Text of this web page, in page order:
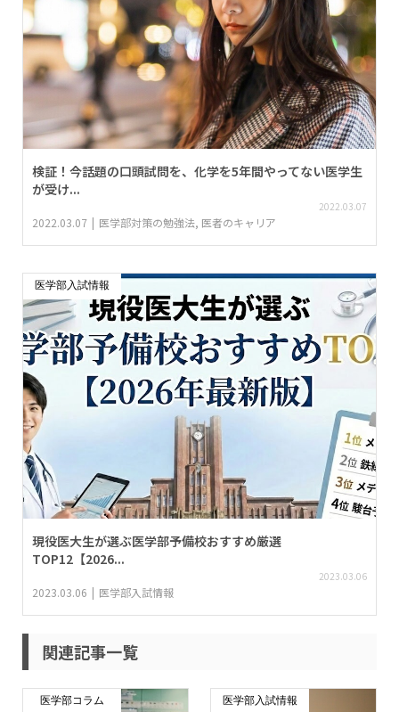
検証！今話題の口頭試問を、化学を5年間やってない医学生
が受け...
2022.03.07
2022.03.07 医学部対策の勉強法, 医者のキャリア
医学部入試情報
現役医大生が選ぶ医学部予備校おすすめ厳選
TOP12【2026...
2023.03.06
2023.03.06 医学部入試情報
関連記事一覧
医学部コラム 医学部入試情報